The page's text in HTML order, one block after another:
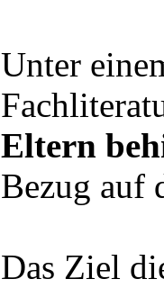
Unter
Eltern
Bezug auf
Das Ziel